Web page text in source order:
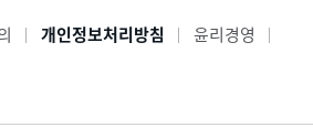
로
개인정보처리방침
윤리경영